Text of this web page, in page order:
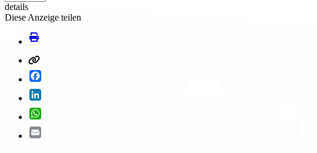
details
Diese Anzeige teilen